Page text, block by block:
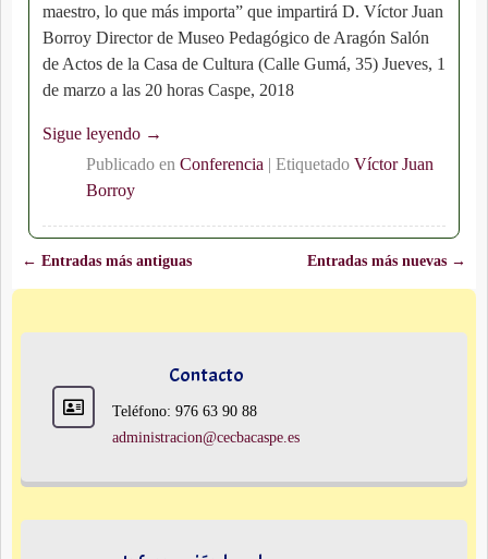
maestro, lo que más importa” que impartirá D. Víctor Juan
Borroy Director de Museo Pedagógico de Aragón Salón
de Actos de la Casa de Cultura (Calle Gumá, 35) Jueves, 1
de marzo a las 20 horas Caspe, 2018
Sigue leyendo →
Publicado en Conferencia | Etiquetado Víctor Juan
Borroy
Navegación de entradas
← Entradas más antiguas Entradas más nuevas →
Contacto
Teléfono: 976 63 90 88
administracion@cecbacaspe.es